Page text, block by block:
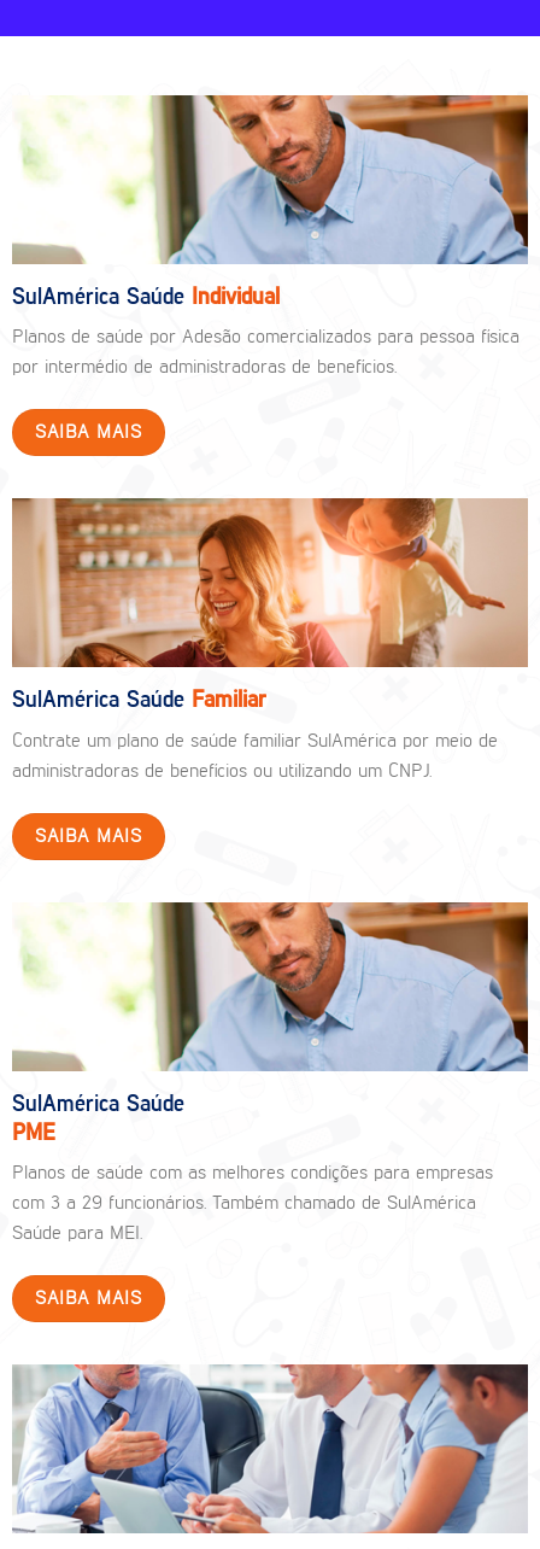
SulAmérica Saúde Individual
Planos de saúde por Adesão comercializados para pessoa física
por intermédio de administradoras de benefícios.
SAIBA MAIS
SulAmérica Saúde Familiar
Contrate um plano de saúde familiar SulAmérica por meio de
administradoras de benefícios ou utilizando um CNPJ.
SAIBA MAIS
SulAmérica Saúde
PME
Planos de saúde com as melhores condições para empresas
com 3 a 29 funcionários. Também chamado de SulAmérica
Saúde para MEI.
SAIBA MAIS